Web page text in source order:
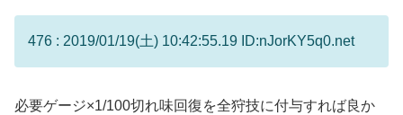
476 : 2019/01/19(土) 10:42:55.19 ID:nJorKY5q0.net
必要ゲージ×1/100切れ味回復を全狩技に付与すれば良か